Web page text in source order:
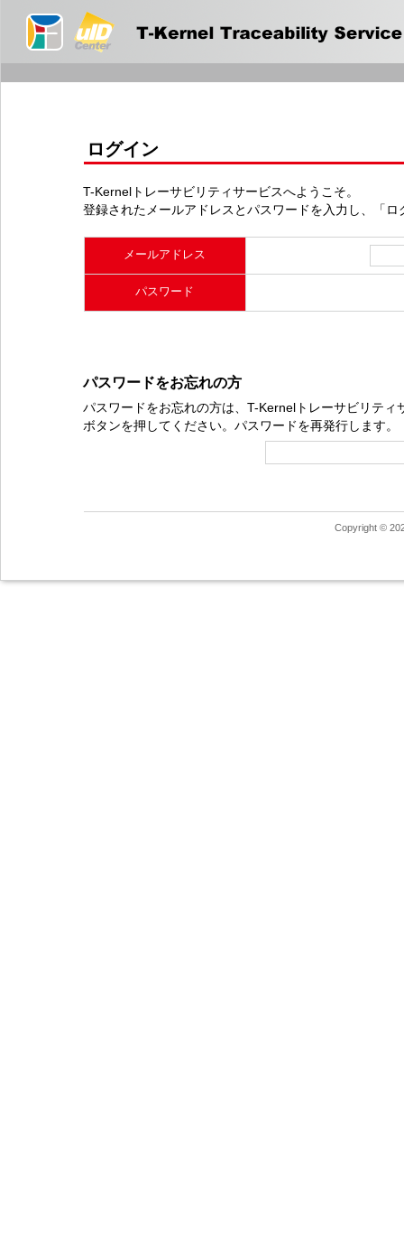
ログイン
T-Kernelトレーサビリティサービスへようこそ。
登録されたメールアドレスとパスワードを入力し、「
メールアドレス
パスワード
パスワードをお忘れの方
パスワードをお忘れの方は、T-Kernelトレーサビリテ
ボタンを押してください。パスワードを再発行します。
Copyright ©